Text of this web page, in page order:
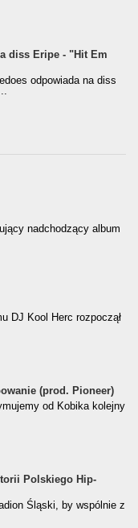
diss Eripe - "Hit Em
odpowiada na diss
nadchodzący album
Roku
DJ Kool Herc rozpoczął
(prod. Pioneer)
(prod. Pioneer)
od Kobika kolejny
Hip-
Polskiego Hip-
Śląski, by wspólnie z